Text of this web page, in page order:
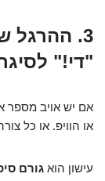
3. ההרגל
"די!"
אם יש אויב מספר
או הוויפ. או כל
עישון הוא גורם